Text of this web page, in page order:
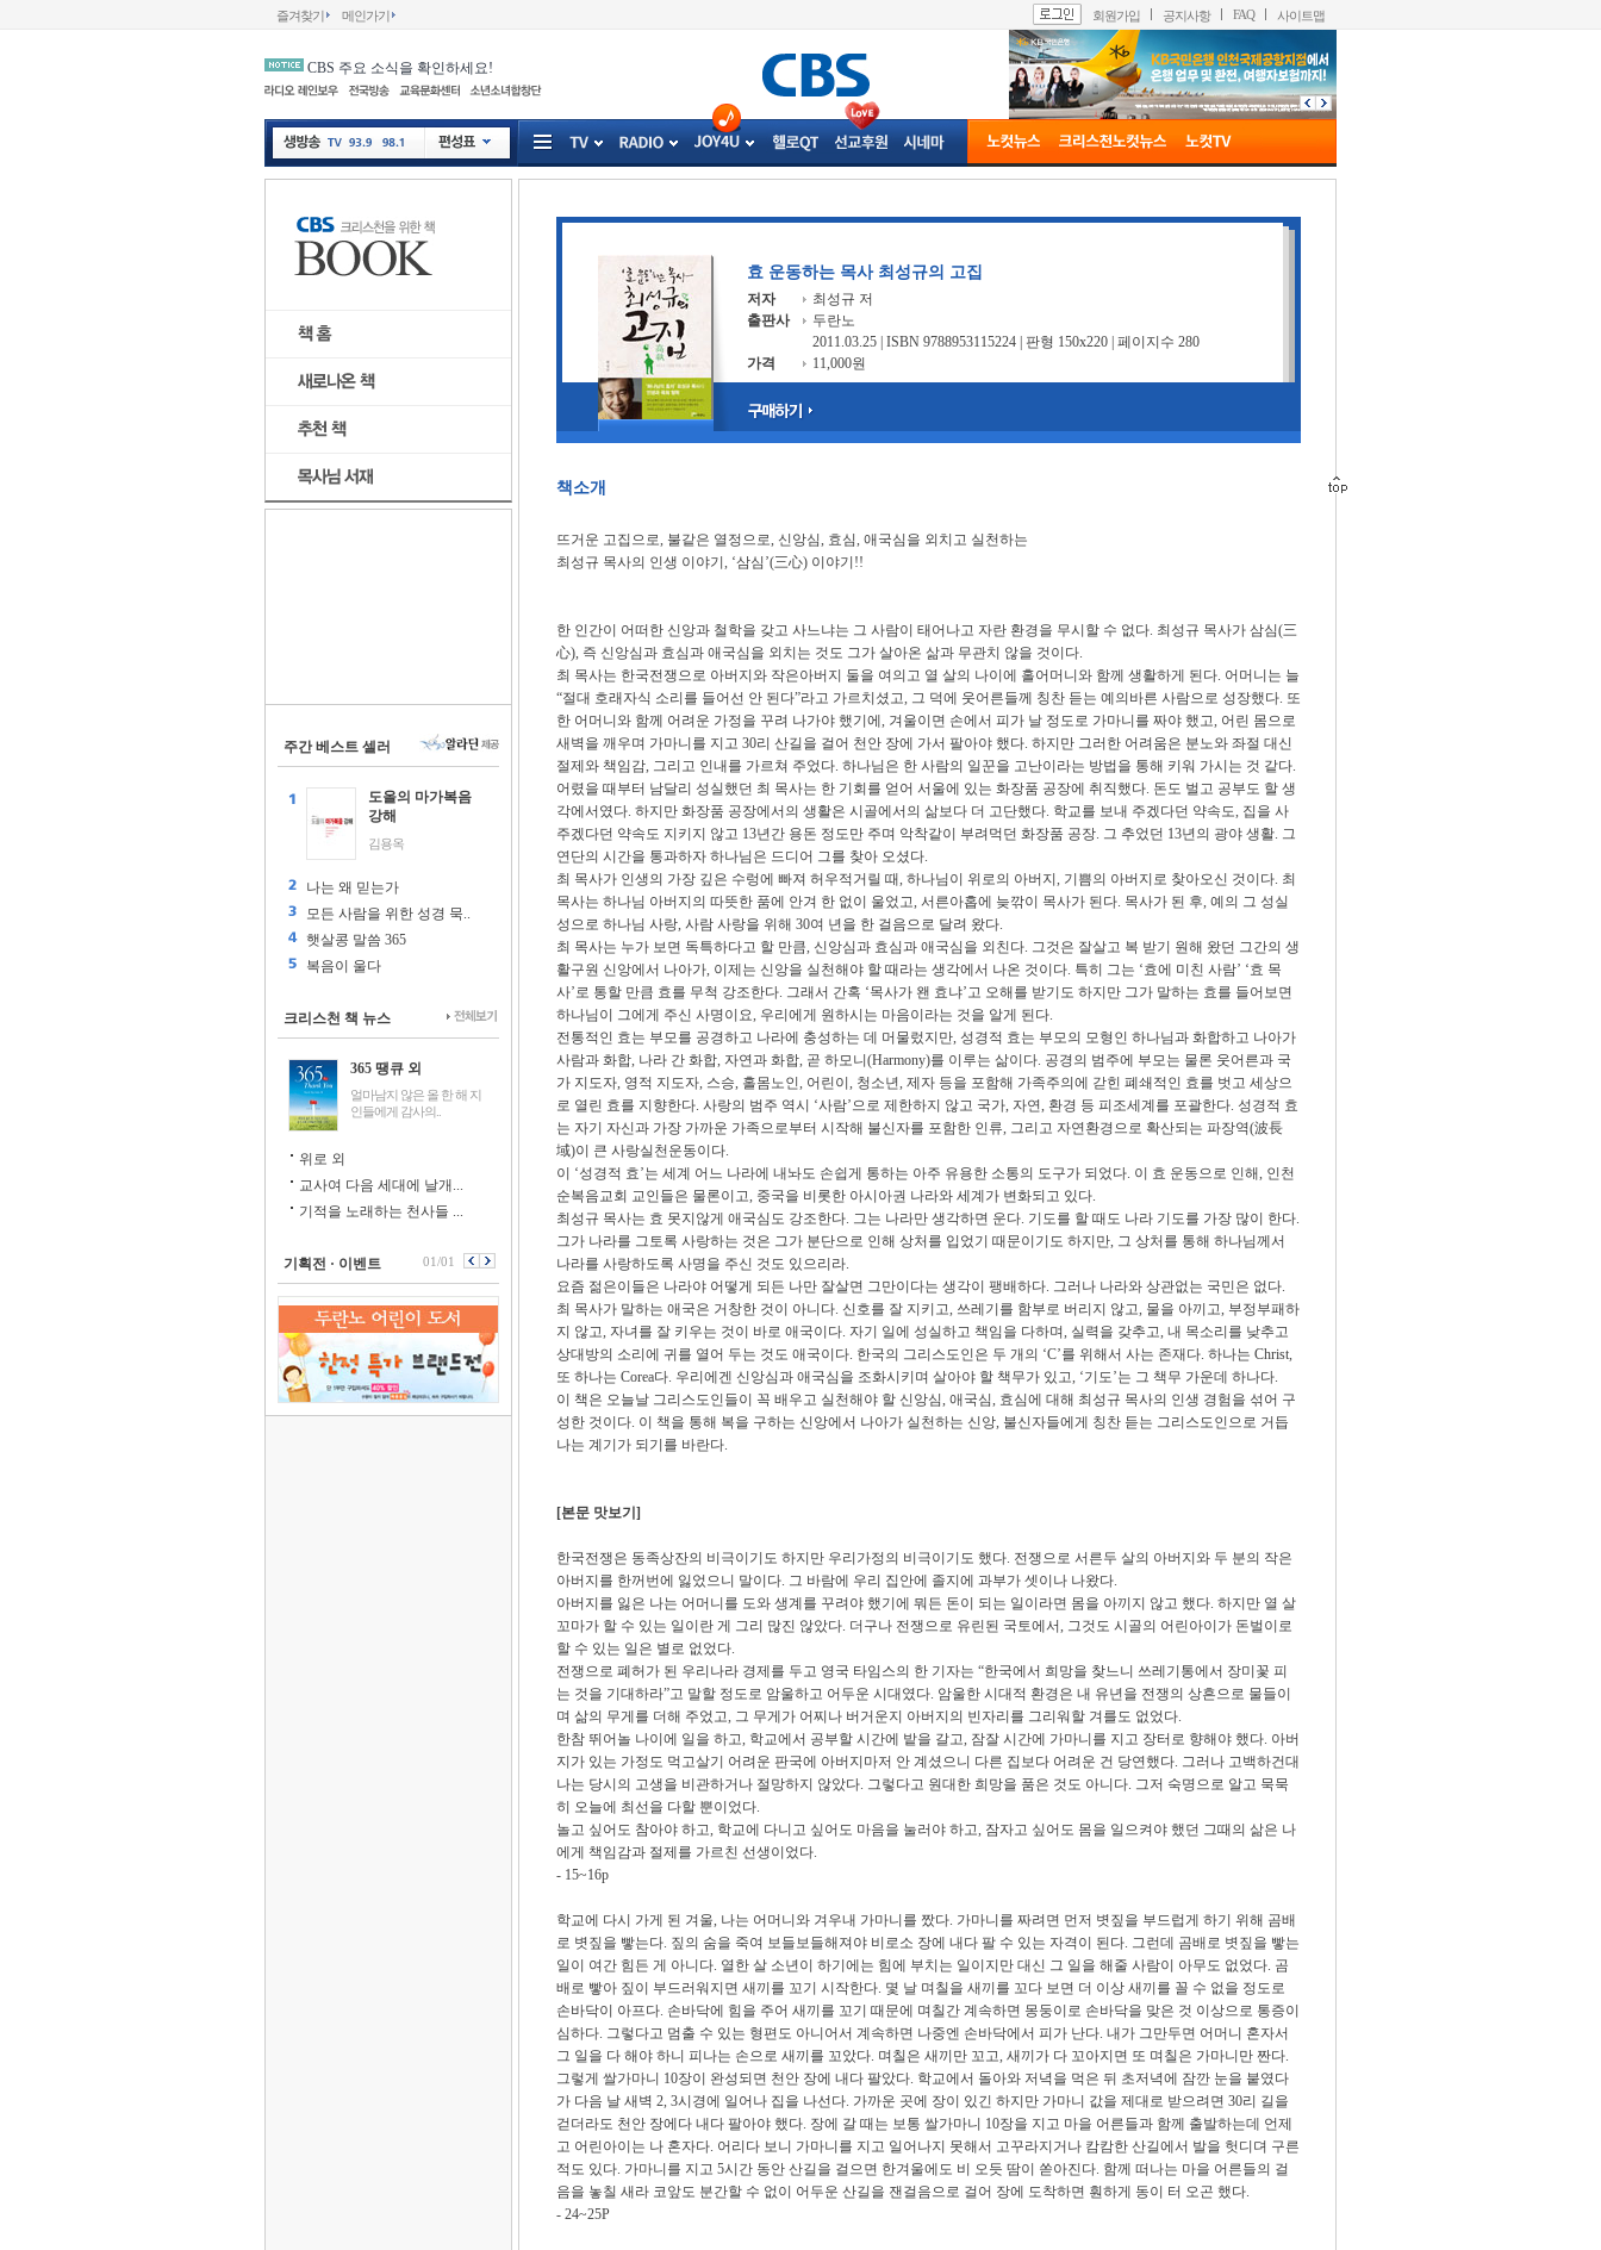
즐겨찾기 메인가기 회원가입 공지사항 FAQ 사이트맵
CBS 주요 소식을 확인하세요!
주간 베스트 셀러
도올의 마가복음
강해
김용옥
나는 왜 믿는가
모든 사람을 위한 성경 묵..
햇살콩 말씀 365
복음이 울다
크리스천 책 뉴스
365 땡큐 외
얼마남지 않은 올 한 해 지
인들에게 감사의..
위로 외
교사여 다음 세대에 날개...
기적을 노래하는 천사들 ...
기획전 · 이벤트 01/01
효 운동하는 목사 최성규의 고집
저자
최성규 저
출판사
두란노
2011.03.25 | ISBN 9788953115224 | 판형 150x220 | 페이지수 280
가격
11,000원
책소개
뜨거운 고집으로, 불같은 열정으로, 신앙심, 효심, 애국심을 외치고 실천하는
최성규 목사의 인생 이야기, ‘삼심’(三心) 이야기!!
한 인간이 어떠한 신앙과 철학을 갖고 사느냐는 그 사람이 태어나고 자란 환경을 무시할 수 없다. 최성규 목사가 삼심(三
心), 즉 신앙심과 효심과 애국심을 외치는 것도 그가 살아온 삶과 무관치 않을 것이다.
최 목사는 한국전쟁으로 아버지와 작은아버지 둘을 여의고 열 살의 나이에 홀어머니와 함께 생활하게 된다. 어머니는 늘
“절대 호래자식 소리를 들어선 안 된다”라고 가르치셨고, 그 덕에 웃어른들께 칭찬 듣는 예의바른 사람으로 성장했다. 또
한 어머니와 함께 어려운 가정을 꾸려 나가야 했기에, 겨울이면 손에서 피가 날 정도로 가마니를 짜야 했고, 어린 몸으로
새벽을 깨우며 가마니를 지고 30리 산길을 걸어 천안 장에 가서 팔아야 했다. 하지만 그러한 어려움은 분노와 좌절 대신
절제와 책임감, 그리고 인내를 가르쳐 주었다. 하나님은 한 사람의 일꾼을 고난이라는 방법을 통해 키워 가시는 것 같다.
어렸을 때부터 남달리 성실했던 최 목사는 한 기회를 얻어 서울에 있는 화장품 공장에 취직했다. 돈도 벌고 공부도 할 생
각에서였다. 하지만 화장품 공장에서의 생활은 시골에서의 삶보다 더 고단했다. 학교를 보내 주겠다던 약속도, 집을 사
주겠다던 약속도 지키지 않고 13년간 용돈 정도만 주며 악착같이 부려먹던 화장품 공장. 그 추었던 13년의 광야 생활. 그
연단의 시간을 통과하자 하나님은 드디어 그를 찾아 오셨다.
최 목사가 인생의 가장 깊은 수렁에 빠져 허우적거릴 때, 하나님이 위로의 아버지, 기쁨의 아버지로 찾아오신 것이다. 최
목사는 하나님 아버지의 따뜻한 품에 안겨 한 없이 울었고, 서른아홉에 늦깎이 목사가 된다. 목사가 된 후, 예의 그 성실
성으로 하나님 사랑, 사람 사랑을 위해 30여 년을 한 걸음으로 달려 왔다.
최 목사는 누가 보면 독특하다고 할 만큼, 신앙심과 효심과 애국심을 외친다. 그것은 잘살고 복 받기 원해 왔던 그간의 생
활구원 신앙에서 나아가, 이제는 신앙을 실천해야 할 때라는 생각에서 나온 것이다. 특히 그는 ‘효에 미친 사람’ ‘효 목
사’로 통할 만큼 효를 무척 강조한다. 그래서 간혹 ‘목사가 왠 효냐’고 오해를 받기도 하지만 그가 말하는 효를 들어보면
하나님이 그에게 주신 사명이요, 우리에게 원하시는 마음이라는 것을 알게 된다.
전통적인 효는 부모를 공경하고 나라에 충성하는 데 머물렀지만, 성경적 효는 부모의 모형인 하나님과 화합하고 나아가
사람과 화합, 나라 간 화합, 자연과 화합, 곧 하모니(Harmony)를 이루는 삶이다. 공경의 범주에 부모는 물론 웃어른과 국
가 지도자, 영적 지도자, 스승, 홀몸노인, 어린이, 청소년, 제자 등을 포함해 가족주의에 갇힌 폐쇄적인 효를 벗고 세상으
로 열린 효를 지향한다. 사랑의 범주 역시 ‘사람’으로 제한하지 않고 국가, 자연, 환경 등 피조세계를 포괄한다. 성경적 효
는 자기 자신과 가장 가까운 가족으로부터 시작해 불신자를 포함한 인류, 그리고 자연환경으로 확산되는 파장역(波長
域)이 큰 사랑실천운동이다.
이 ‘성경적 효’는 세계 어느 나라에 내놔도 손쉽게 통하는 아주 유용한 소통의 도구가 되었다. 이 효 운동으로 인해, 인천
순복음교회 교인들은 물론이고, 중국을 비롯한 아시아권 나라와 세계가 변화되고 있다.
최성규 목사는 효 못지않게 애국심도 강조한다. 그는 나라만 생각하면 운다. 기도를 할 때도 나라 기도를 가장 많이 한다.
그가 나라를 그토록 사랑하는 것은 그가 분단으로 인해 상처를 입었기 때문이기도 하지만, 그 상처를 통해 하나님께서
나라를 사랑하도록 사명을 주신 것도 있으리라.
요즘 젊은이들은 나라야 어떻게 되든 나만 잘살면 그만이다는 생각이 팽배하다. 그러나 나라와 상관없는 국민은 없다.
최 목사가 말하는 애국은 거창한 것이 아니다. 신호를 잘 지키고, 쓰레기를 함부로 버리지 않고, 물을 아끼고, 부정부패하
지 않고, 자녀를 잘 키우는 것이 바로 애국이다. 자기 일에 성실하고 책임을 다하며, 실력을 갖추고, 내 목소리를 낮추고
상대방의 소리에 귀를 열어 두는 것도 애국이다. 한국의 그리스도인은 두 개의 ‘C’를 위해서 사는 존재다. 하나는 Christ,
또 하나는 Corea다. 우리에겐 신앙심과 애국심을 조화시키며 살아야 할 책무가 있고, ‘기도’는 그 책무 가운데 하나다.
이 책은 오늘날 그리스도인들이 꼭 배우고 실천해야 할 신앙심, 애국심, 효심에 대해 최성규 목사의 인생 경험을 섞어 구
성한 것이다. 이 책을 통해 복을 구하는 신앙에서 나아가 실천하는 신앙, 불신자들에게 칭찬 듣는 그리스도인으로 거듭
나는 계기가 되기를 바란다.
[본문 맛보기]
한국전쟁은 동족상잔의 비극이기도 하지만 우리가정의 비극이기도 했다. 전쟁으로 서른두 살의 아버지와 두 분의 작은
아버지를 한꺼번에 잃었으니 말이다. 그 바람에 우리 집안에 졸지에 과부가 셋이나 나왔다.
아버지를 잃은 나는 어머니를 도와 생계를 꾸려야 했기에 뭐든 돈이 되는 일이라면 몸을 아끼지 않고 했다. 하지만 열 살
꼬마가 할 수 있는 일이란 게 그리 많진 않았다. 더구나 전쟁으로 유린된 국토에서, 그것도 시골의 어린아이가 돈벌이로
할 수 있는 일은 별로 없었다.
전쟁으로 폐허가 된 우리나라 경제를 두고 영국 타임스의 한 기자는 “한국에서 희망을 찾느니 쓰레기통에서 장미꽃 피
는 것을 기대하라”고 말할 정도로 암울하고 어두운 시대였다. 암울한 시대적 환경은 내 유년을 전쟁의 상흔으로 물들이
며 삶의 무게를 더해 주었고, 그 무게가 어찌나 버거운지 아버지의 빈자리를 그리워할 겨를도 없었다.
한참 뛰어놀 나이에 일을 하고, 학교에서 공부할 시간에 밭을 갈고, 잠잘 시간에 가마니를 지고 장터로 향해야 했다. 아버
지가 있는 가정도 먹고살기 어려운 판국에 아버지마저 안 계셨으니 다른 집보다 어려운 건 당연했다. 그러나 고백하건대
나는 당시의 고생을 비관하거나 절망하지 않았다. 그렇다고 원대한 희망을 품은 것도 아니다. 그저 숙명으로 알고 묵묵
히 오늘에 최선을 다할 뿐이었다.
놀고 싶어도 참아야 하고, 학교에 다니고 싶어도 마음을 눌러야 하고, 잠자고 싶어도 몸을 일으켜야 했던 그때의 삶은 나
에게 책임감과 절제를 가르친 선생이었다.
- 15~16p
학교에 다시 가게 된 겨울, 나는 어머니와 겨우내 가마니를 짰다. 가마니를 짜려면 먼저 볏짚을 부드럽게 하기 위해 곰배
로 볏짚을 빻는다. 짚의 숨을 죽여 보들보들해져야 비로소 장에 내다 팔 수 있는 자격이 된다. 그런데 곰배로 볏짚을 빻는
일이 여간 힘든 게 아니다. 열한 살 소년이 하기에는 힘에 부치는 일이지만 대신 그 일을 해줄 사람이 아무도 없었다. 곰
배로 빻아 짚이 부드러워지면 새끼를 꼬기 시작한다. 몇 날 며칠을 새끼를 꼬다 보면 더 이상 새끼를 꼴 수 없을 정도로
손바닥이 아프다. 손바닥에 힘을 주어 새끼를 꼬기 때문에 며칠간 계속하면 몽둥이로 손바닥을 맞은 것 이상으로 통증이
심하다. 그렇다고 멈출 수 있는 형편도 아니어서 계속하면 나중엔 손바닥에서 피가 난다. 내가 그만두면 어머니 혼자서
그 일을 다 해야 하니 피나는 손으로 새끼를 꼬았다. 며칠은 새끼만 꼬고, 새끼가 다 꼬아지면 또 며칠은 가마니만 짠다.
그렇게 쌀가마니 10장이 완성되면 천안 장에 내다 팔았다. 학교에서 돌아와 저녁을 먹은 뒤 초저녁에 잠깐 눈을 붙였다
가 다음 날 새벽 2, 3시경에 일어나 집을 나선다. 가까운 곳에 장이 있긴 하지만 가마니 값을 제대로 받으려면 30리 길을
걷더라도 천안 장에다 내다 팔아야 했다. 장에 갈 때는 보통 쌀가마니 10장을 지고 마을 어른들과 함께 출발하는데 언제
고 어린아이는 나 혼자다. 어리다 보니 가마니를 지고 일어나지 못해서 고꾸라지거나 캄캄한 산길에서 발을 헛디뎌 구른
적도 있다. 가마니를 지고 5시간 동안 산길을 걸으면 한겨울에도 비 오듯 땀이 쏟아진다. 함께 떠나는 마을 어른들의 걸
음을 놓칠 새라 코앞도 분간할 수 없이 어두운 산길을 잰걸음으로 걸어 장에 도착하면 훤하게 동이 터 오곤 했다.
- 24~25P